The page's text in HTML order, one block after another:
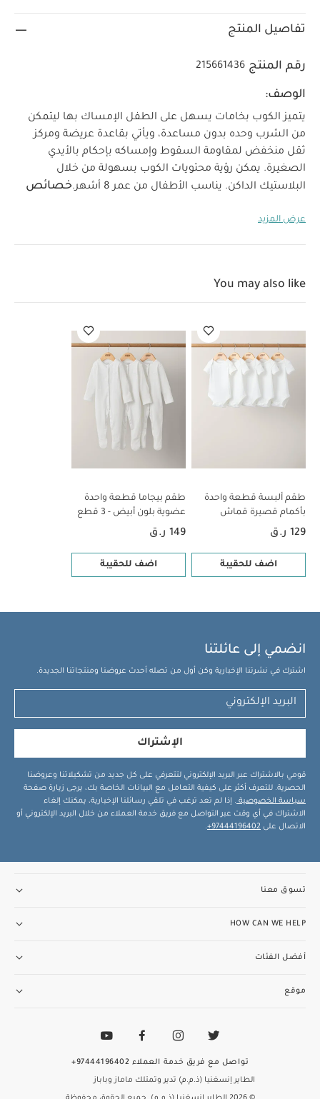
تفاصيل المنتج
رقم المنتج 215661436
الوصف:
يتميز الكوب بخامات يسهل على الطفل الإمساك بها ليتمكن
من الشرب وحده بدون مساعدة، ويأتي بقاعدة عريضة ومركز
ثقل منخفض لمقاومة السقوط وإمساكه بإحكام بالأيدي
الصغيرة. يمكن رؤية محتويات الكوب بسهولة من خلال
البلاستيك الداكن. يناسب الأطفال من عمر 8 أشهر.
خصائص
ثقل منخفض لمقاومة السقوط
- 5 قطع
طقم بيجاما قطعة واحدة عضوية بلون أبيض - 3 قطع
عرض المزيد
You may also like
طقم ألبسة قطعة واحدة
بأكمام قصيرة قماش
عضوي بلون أبيض - 5 قطع
129 ر.ق
اضف للحقيبة
طقم بيجاما قطعة واحدة
عضوية بلون أبيض - 3 قطع
149 ر.ق
اضف للحقيبة
انضمي إلى عائلتنا
اشترك في نشرتنا الإخبارية وكن أول من تصله أحدث عروضنا ومنتجاتنا الجديدة.
الإشتراك
قومي بالاشتراك عبر البريد الإلكتروني لتتعرفي على كل جديد من تشكيلاتنا وعروضنا
الحصرية. للتعرف أكثر على كيفية التعامل مع البيانات الخاصة بك، يرجى زيارة صفحة
سياسة الخصوصية . إذا لم تعد ترغب في تلقي رسائلنا الإخبارية، يمكنك إلغاء
الاشتراك في أي وقت عبر التواصل مع فريق خدمة العملاء من خلال البريد الإلكتروني أو
الاتصال على 97444196402+
.
تسوق معنا
HOW CAN WE HELP
أفضل الفئات
موقع
الطاير إنسغنيا (ذ.م.م) تدير وتمتلك ماماز وباباز
تواصل مع فريق خدمة العملاء 97444196402+